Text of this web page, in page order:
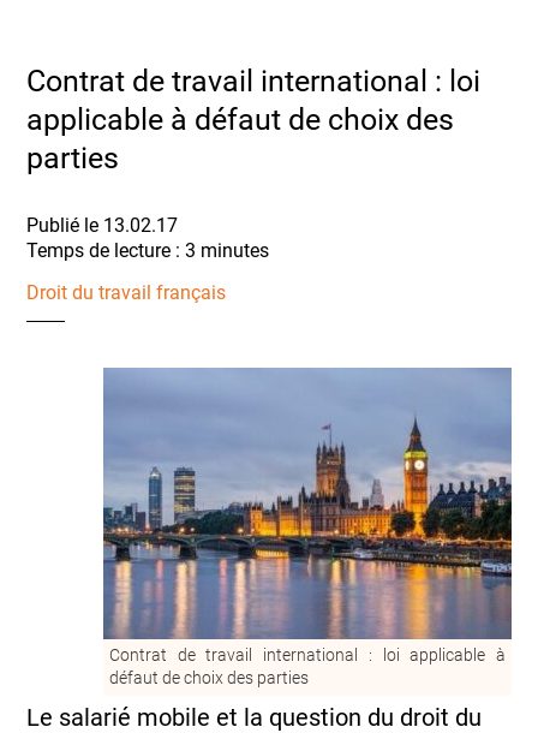
Contrat de travail international : loi
applicable à défaut de choix des
parties
Publié le 13.02.17
Droit du travail français
Contrat de travail international : loi applicable à
défaut de choix des parties
Le salarié mobile et la question du droit du